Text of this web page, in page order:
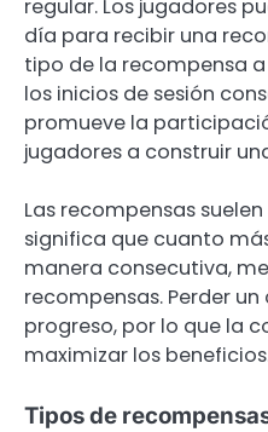
regular. Los jugadores
día para recibir una
tipo de la recompensa
los inicios de sesión
promueve la
jugadores a construir
Las recompensas
significa que cuanto
manera consecutiva,
recompensas. Perder
progreso, por lo que la
maximizar los
Tipos de